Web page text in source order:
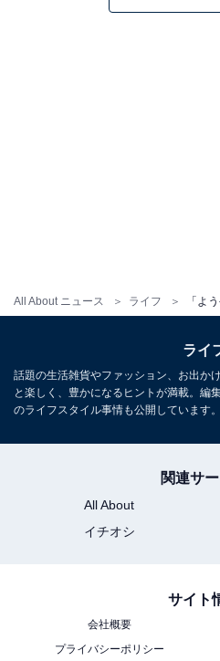
All About ニュース ライフ
ライ
話題の生活雑貨やファッション、お出か
と楽しく、豊かになるヒントが満載。編
のライフスタイル事情も公開しています。
関連サ
All About
イチオシ
サイト
会社概要
プライバシーポリシー